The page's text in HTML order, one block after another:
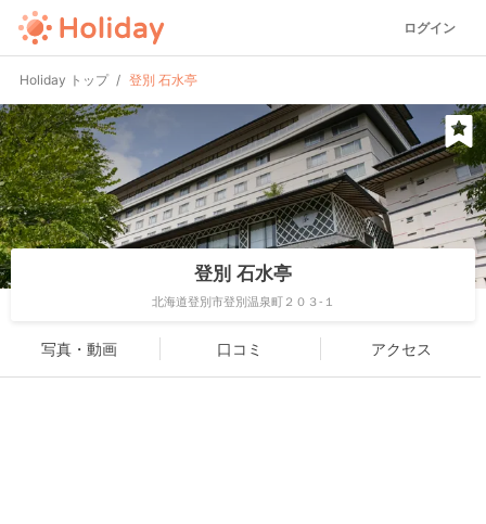
ログイン
Holiday トップ 登別 石水亭
登別 石水亭
北海道登別市登別温泉町２０３-１
写真・動画 口コミ アクセス